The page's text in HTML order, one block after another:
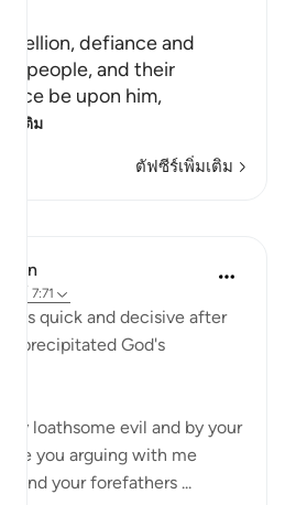
defiance and
and their
be upon him,
พิ่มเติม
ตัฟซีร์เพิ่มเติม
ายะห์ 7:71
was quick and decisive after
precipitated God's
by loathsome evil and by your
Are you arguing with me
and your forefathers ...